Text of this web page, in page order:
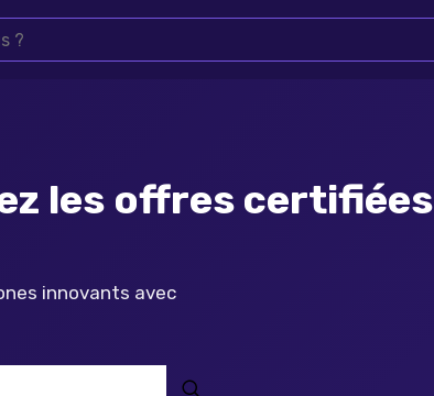
les offres certifiées
innovants avec